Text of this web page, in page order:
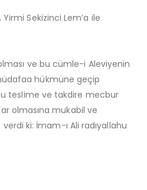
Sekizinci Lem’a ile
ve bu cümle-i Aleviyenin
hükmüne geçip
teslime ve takdire mecbur
olmasına mukabil ve
ki: İmam-ı Ali radıyallahu